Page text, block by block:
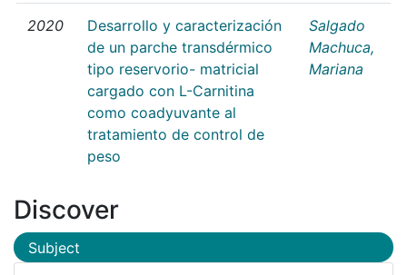
2020
Desarrollo y caracterización
de un parche transdérmico
tipo reservorio- matricial
cargado con L-Carnitina
como coadyuvante al
tratamiento de control de
peso
Salgado
Machuca,
Mariana
Discover
Subject